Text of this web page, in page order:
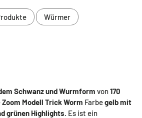
Würmer
Schwanz und Wurmform von170
Zoom Modell Trick Worm Farbegelb mit
grünen Highlights. Es ist ein